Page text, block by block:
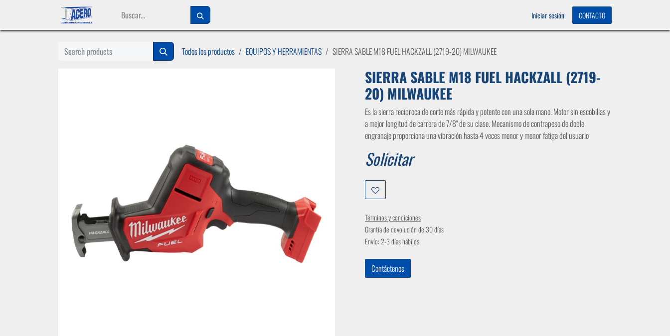
Iniciar sesión CONTACTO
Todos los productos EQUIPOS Y HERRAMIENTAS SIERRA SABLE M18 FUEL HACKZALL (2719-20) MILWAUKEE
SIERRA SABLE M18 FUEL HACKZALL (2719-
20) MILWAUKEE
Es la sierra recíproca de corte más rápida y potente con una sola mano. Motor sin escobillas y
a mejor longitud de carrera de 7/8" de su clase. Mecanismo de contrapeso de doble
engranaje proporciona una vibración hasta 4 veces menor y menor fatiga del usuario
Solicitar
Términos y condiciones
Grantía de devolución de 30 días
Envío: 2-3 días hábiles
Contáctenos